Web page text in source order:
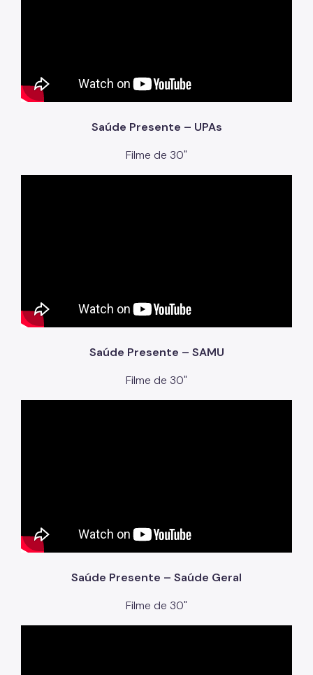
Saúde Presente – UPAs
Filme de 30"
Saúde Presente – SAMU
Filme de 30"
Saúde Presente – Saúde Geral
Filme de 30"